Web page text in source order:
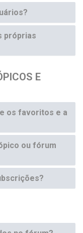
próprias
E
os favoritos e a
ou fórum